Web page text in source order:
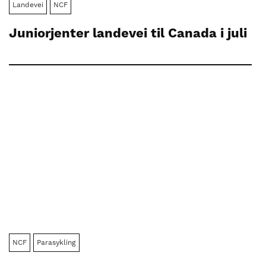
Landevei NCF
Juniorjenter landevei til Canada i juli
NCF Parasykling